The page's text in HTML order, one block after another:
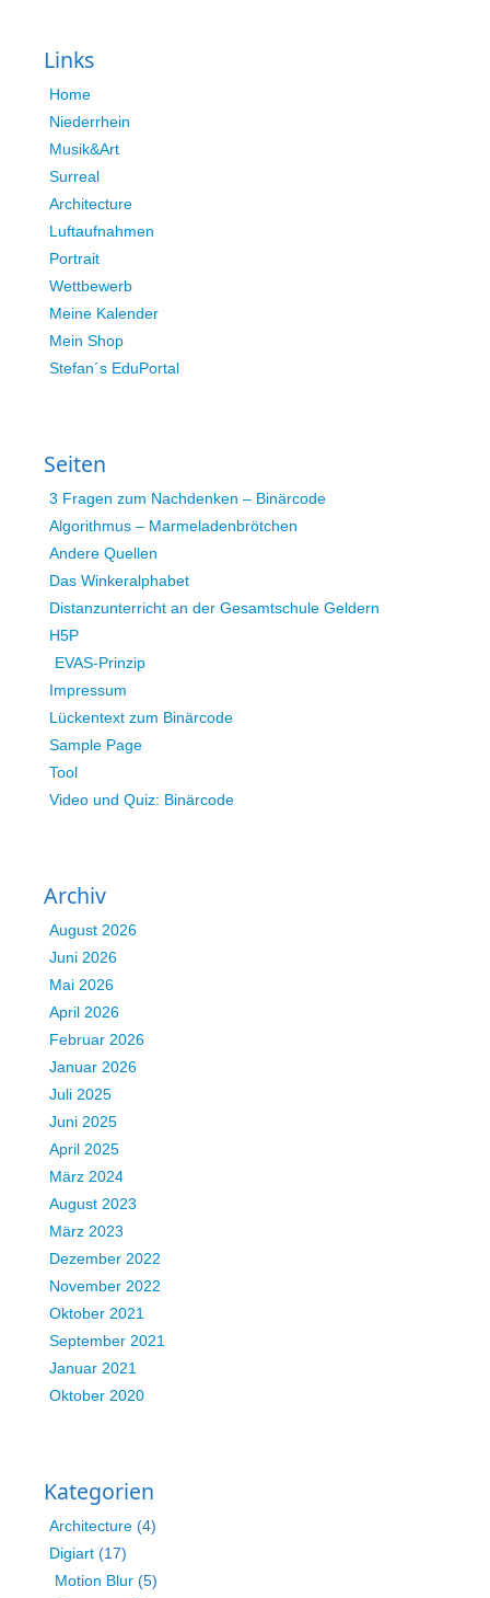
Links
Home
Niederrhein
Musik&Art
Surreal
Architecture
Luftaufnahmen
Portrait
Wettbewerb
Meine Kalender
Mein Shop
Stefan´s EduPortal
Seiten
3 Fragen zum Nachdenken – Binärcode
Algorithmus – Marmeladenbrötchen
Andere Quellen
Das Winkeralphabet
Distanzunterricht an der Gesamtschule Geldern
H5P
EVAS-Prinzip
Impressum
Lückentext zum Binärcode
Sample Page
Tool
Video und Quiz: Binärcode
Archiv
August 2026
Juni 2026
Mai 2026
April 2026
Februar 2026
Januar 2026
Juli 2025
Juni 2025
April 2025
März 2024
August 2023
März 2023
Dezember 2022
November 2022
Oktober 2021
September 2021
Januar 2021
Oktober 2020
Kategorien
Architecture (4)
Digiart (17)
Motion Blur (5)